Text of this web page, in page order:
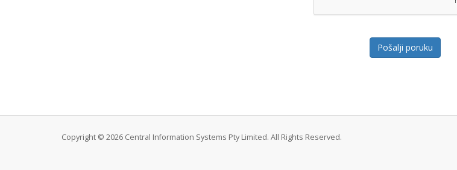
Pošalji poruku
Copyright © 2026 Central Information Systems Pty Limited. All Rights Reserved.